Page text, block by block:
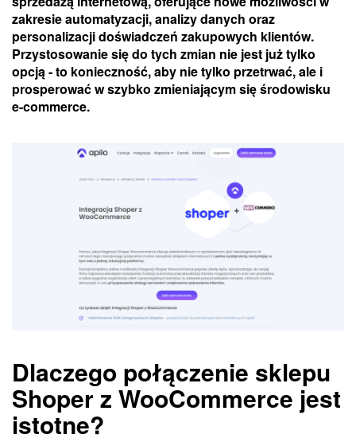
zakresie automatyzacji, analizy danych oraz
personalizacji doświadczeń zakupowych klientów.
Przystosowanie się do tych zmian nie jest już tylko
opcją - to konieczność, aby nie tylko przetrwać, ale i
prosperować w szybko zmieniającym się środowisku
e-commerce.
Dlaczego połączenie sklepu
Shoper z WooCommerce jest
istotne?